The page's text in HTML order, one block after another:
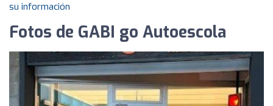
su información
Fotos de GABI go Autoescola